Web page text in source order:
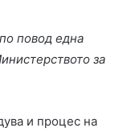
повод една
за
и процес на